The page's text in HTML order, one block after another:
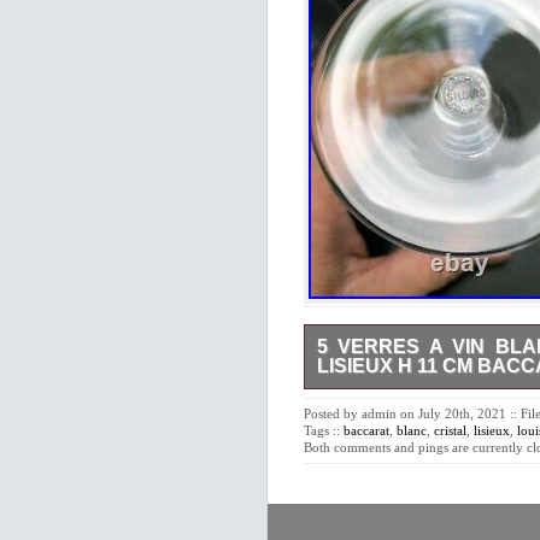
5 VERRES A VIN
LISIEUX H 11 CM
d’arabesques végétales
L’item “5 VERRES A VIN
11 cm baccarat” est en
Posted by admin on July 20th, 2021 ::
Tags :: baccarat blanc cristal lisieux
Both comments and pings are currently